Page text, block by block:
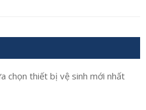
chọn thiết bị vệ sinh mới nhất